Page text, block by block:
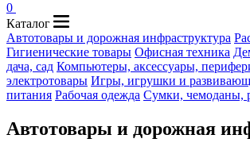
0
Каталог
Автотовары и дорожная инфраструктура
Гигиенические товары Офисная техника
дача, сад Компьютеры, аксессуары,
электротовары Игры, игрушки и
питания Рабочая одежда Сумки, чемоданы,
Автотовары и дорожная